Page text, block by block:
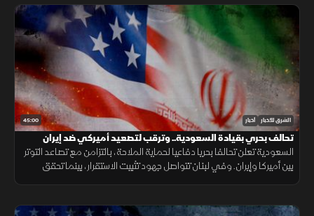
45:00 الشرق للأخبار أخبار
تحالف بحري بقيادة السعودية.. وترقب لتصعيد أميركي ضد إيران
السعودية تعلن تحالفا بحريا دفاعيا لحماية الملاحة، بالتزامن مع تصاعد التوتر
بين أميركا وإيران. وفي لبنان تتواصل جهود تثبيت الاستقرار، بينما تحقق